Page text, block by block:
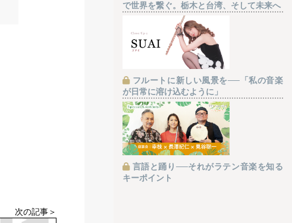
次の記事＞
で世界を繋ぐ。栃木と台湾、そして未来へ
フルートに新しい風景を──「私の音楽
が日常に溶け込むように」
言語と踊り──それがラテン音楽を知る
キーポイント